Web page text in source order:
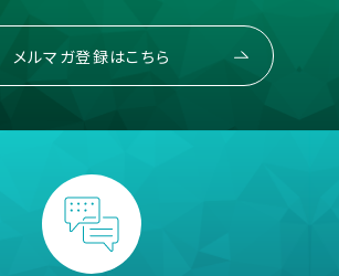
メルマガ登録はこちら